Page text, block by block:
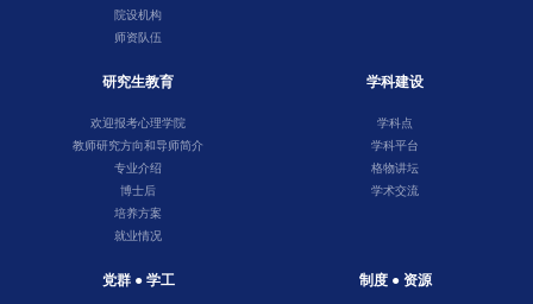
院设机构
师资队伍
研究生教育
欢迎报考心理学院
教师研究方向和导师简介
专业介绍
博士后
培养方案
就业情况
学科建设
学科点
学科平台
格物讲坛
学术交流
党群 ● 学工 制度 ● 资源